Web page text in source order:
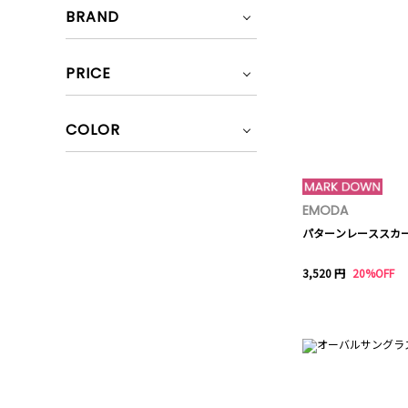
EMODA
パターンレーススカ
3,520 円 20%OFF
BRAND
PRICE
COLOR